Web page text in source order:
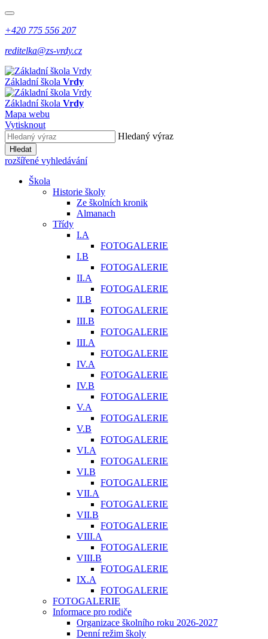
+420 775 556 207
reditelka@zs-vrdy.cz
Základní škola Vrdy
Základní škola Vrdy
Mapa webu
Vytisknout
Hledaný výraz
Hledat
rozšířené vyhledávání
Škola
Historie školy
Ze školních kronik
Almanach
Třídy
I.A
FOTOGALERIE
I.B
FOTOGALERIE
II.A
FOTOGALERIE
II.B
FOTOGALERIE
III.B
FOTOGALERIE
III.A
FOTOGALERIE
IV.A
FOTOGALERIE
IV.B
FOTOGALERIE
V.A
FOTOGALERIE
V.B
FOTOGALERIE
VI.A
FOTOGALERIE
VI.B
FOTOGALERIE
VII.A
FOTOGALERIE
VII.B
FOTOGALERIE
VIII.A
FOTOGALERIE
VIII.B
FOTOGALERIE
IX.A
FOTOGALERIE
FOTOGALERIE
Informace pro rodiče
Organizace školního roku 2026-2027
Denní režim školy